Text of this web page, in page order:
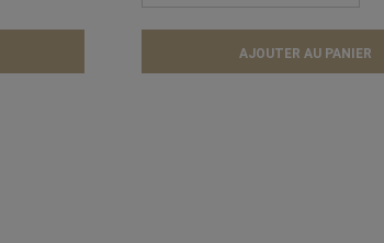
AJOUTER AU PANIER